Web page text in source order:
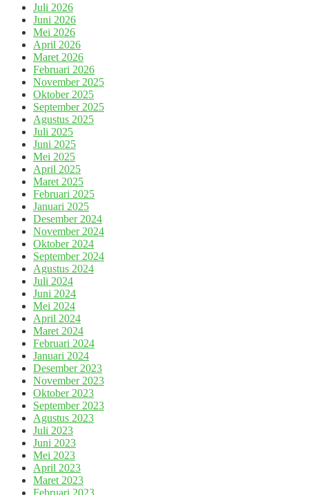
Juli 2026
Juni 2026
Mei 2026
April 2026
Maret 2026
Februari 2026
November 2025
Oktober 2025
September 2025
Agustus 2025
Juli 2025
Juni 2025
Mei 2025
April 2025
Maret 2025
Februari 2025
Januari 2025
Desember 2024
November 2024
Oktober 2024
September 2024
Agustus 2024
Juli 2024
Juni 2024
Mei 2024
April 2024
Maret 2024
Februari 2024
Januari 2024
Desember 2023
November 2023
Oktober 2023
September 2023
Agustus 2023
Juli 2023
Juni 2023
Mei 2023
April 2023
Maret 2023
Februari 2023